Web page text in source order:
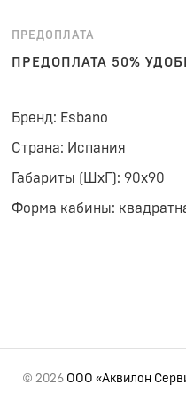
ПРЕДОПЛАТА
ПРЕДОПЛАТА 50%
Бренд: Esbano
Страна: Испания
Габариты (ШхГ): 90x90
Форма кабины:
© 2026 ООО «Аквилон